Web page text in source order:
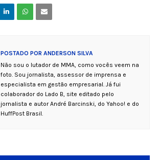
POSTADO POR ANDERSON SILVA
Não sou o lutador de MMA, como vocês veem na
foto. Sou jornalista, assessor de imprensa e
especialista em gestão empresarial. Já fui
colaborador do Lado B, site editado pelo
jornalista e autor André Barcinski, do Yahoo! e do
HuffPost Brasil.